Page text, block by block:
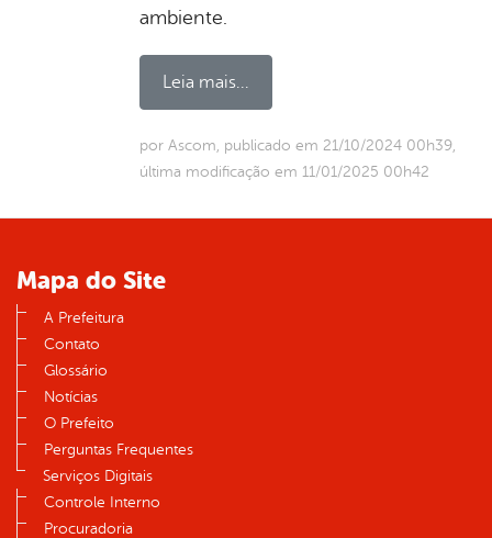
ambiente.
Leia mais...
por Ascom, publicado em 21/10/2024 00h39,
última modificação em 11/01/2025 00h42
Mapa do Site
A Prefeitura
Contato
Glossário
Notícias
O Prefeito
Perguntas Frequentes
Serviços Digitais
Controle Interno
Procuradoria